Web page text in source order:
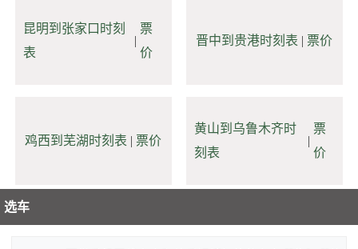
昆明到张家口时刻
表
|
票
价
晋中到贵港时刻表 |票价
鸡西到芜湖时刻表 |票价
黄山到乌鲁木齐时
刻表
|
票
价
选车